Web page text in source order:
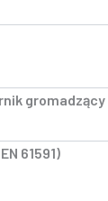
gromadzący
61591)